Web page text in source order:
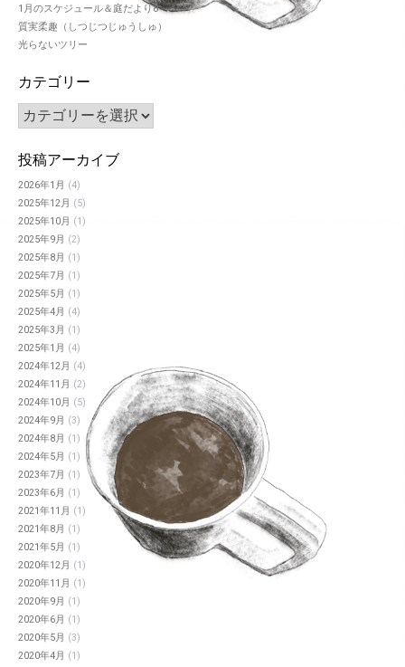
1月のスケジュール＆庭だより8
質実柔趣（しつじつじゅうしゅ）
光らないツリー
カテゴリー
投稿アーカイブ
2026年1月 (4)
2025年12月 (5)
2025年10月 (1)
2025年9月 (2)
2025年8月 (1)
2025年7月 (1)
2025年5月 (1)
2025年4月 (4)
2025年3月 (1)
2025年1月 (4)
2024年12月 (4)
2024年11月 (2)
2024年10月 (5)
2024年9月 (3)
2024年8月 (1)
2024年5月 (1)
2023年7月 (1)
2023年6月 (1)
2021年11月 (1)
2021年8月 (1)
2021年5月 (1)
2020年12月 (1)
2020年11月 (1)
2020年9月 (1)
2020年6月 (1)
2020年5月 (3)
2020年4月 (1)